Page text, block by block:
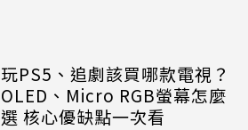
玩PS5、追劇該買哪款電視？
OLED、Micro RGB螢幕怎麼
選 核心優缺點一次看